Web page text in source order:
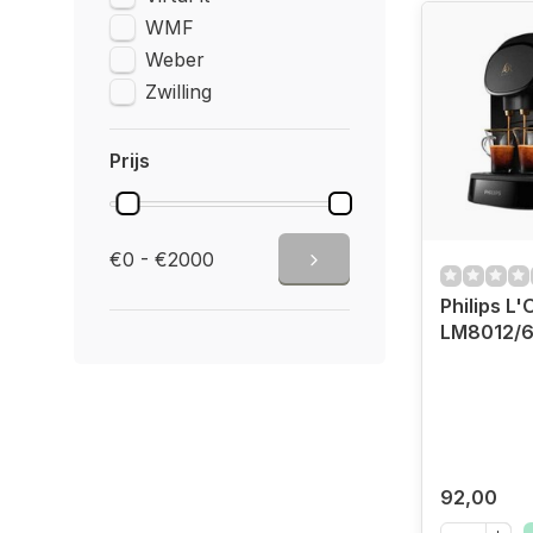
WMF
Weber
Zwilling
Prijs
€0 - €2000
Philips
LM8012/
92,00